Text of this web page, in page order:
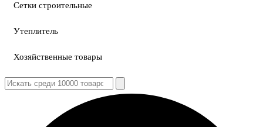
Сетки строительные
Утеплитель
Хозяйственные товары